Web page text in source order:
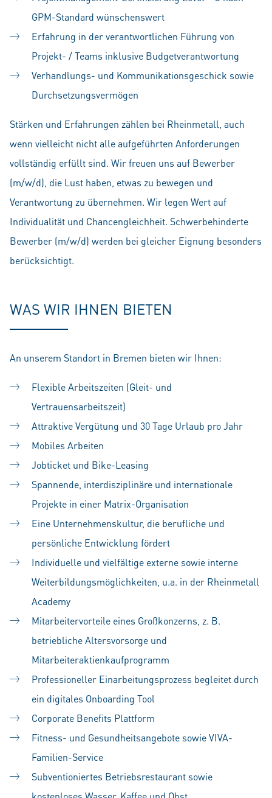
GPM-Standard wünschenswert
Erfahrung in der verantwortlichen Führung von
Projekt- / Teams inklusive Budgetverantwortung
Verhandlungs- und Kommunikationsgeschick sowie
Durchsetzungsvermögen
Stärken und Erfahrungen zählen bei Rheinmetall, auch
wenn vielleicht nicht alle aufgeführten Anforderungen
vollständig erfüllt sind. Wir freuen uns auf Bewerber
(m/w/d), die Lust haben, etwas zu bewegen und
Verantwortung zu übernehmen. Wir legen Wert auf
Individualität und Chancengleichheit. Schwerbehinderte
Bewerber (m/w/d) werden bei gleicher Eignung besonders
berücksichtigt.
WAS WIR IHNEN BIETEN
An unserem Standort in Bremen bieten wir Ihnen:
Flexible Arbeitszeiten (Gleit- und
Vertrauensarbeitszeit)
Attraktive Vergütung und 30 Tage Urlaub pro Jahr
Mobiles Arbeiten
Jobticket und Bike-Leasing
Spannende, interdisziplinäre und internationale
Projekte in einer Matrix-Organisation
Eine Unternehmenskultur, die berufliche und
persönliche Entwicklung fördert
Individuelle und vielfältige externe sowie interne
Weiterbildungsmöglichkeiten, u.a. in der Rheinmetall
Academy
Mitarbeitervorteile eines Großkonzerns, z. B.
betriebliche Altersvorsorge und
Mitarbeiteraktienkaufprogramm
Professioneller Einarbeitungsprozess begleitet durch
ein digitales Onboarding Tool
Corporate Benefits Plattform
Fitness- und Gesundheitsangebote sowie VIVA-
Familien-Service
Subventioniertes Betriebsrestaurant sowie